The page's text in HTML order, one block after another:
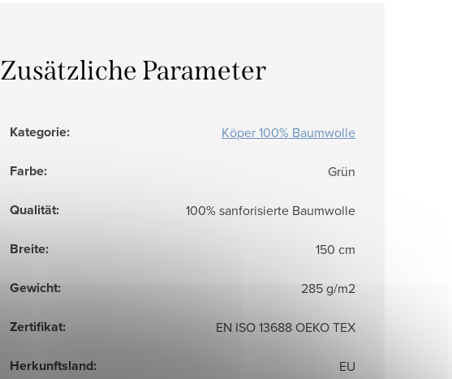
Zusätzliche Parameter
Kategorie: Köper 100% Baumwolle
Farbe: Grün
Qualität: 100% sanforisierte Baumwolle
Breite: 150 cm
Gewicht: 285 g/m2
Zertifikat: EN ISO 13688 OEKO TEX
Herkunftsland: EU